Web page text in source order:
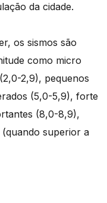
da cidade.
os sismos são
como micro
2,9), pequenos
(5,0-5,9), forte
(8,0-8,9),
superior a